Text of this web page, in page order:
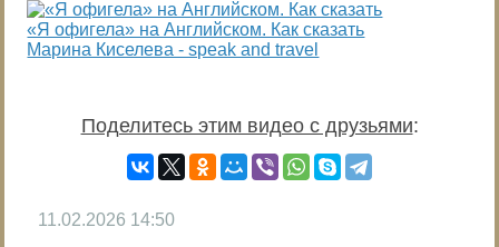
«Я офигела» на Английском. Как сказать
Марина Киселева - speak and travel
Поделитесь этим видео с друзьями:
11.02.2026 14:50